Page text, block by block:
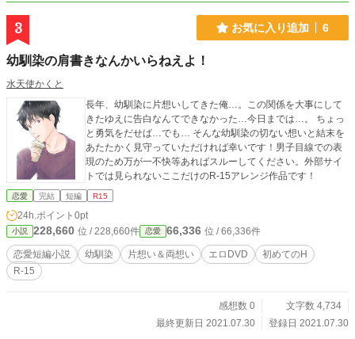
3 お気に入り追加 6
幼馴染の肩書きなんかいらねえよ！
水天使かくと
長年、幼馴染に片想いしてきた俺…。この関係を大事にして
きたゆえに告白なんてできなかった…今日までは…。 ちょっ
と勇気をだせば…でも… そんな幼馴染の切ない想いと結末を
あたたかく見守っていただければ幸いです！男子目線での表
現のため万が一不快等あればスルーしてください。外部サイ
トでは見られないここだけのR-15アレンジ作品です！
恋愛 完結 短編 R15
24h.ポイント 0pt
小説 228,660 位 / 228,660件 恋愛 66,336 位 / 66,336件
恋愛短編小説 幼馴染 片想い＆両想い エロDVD
初めてのH
R-15
感想数 0
文字数 4,734
最終更新日 2021.07.30
登録日 2021.07.30